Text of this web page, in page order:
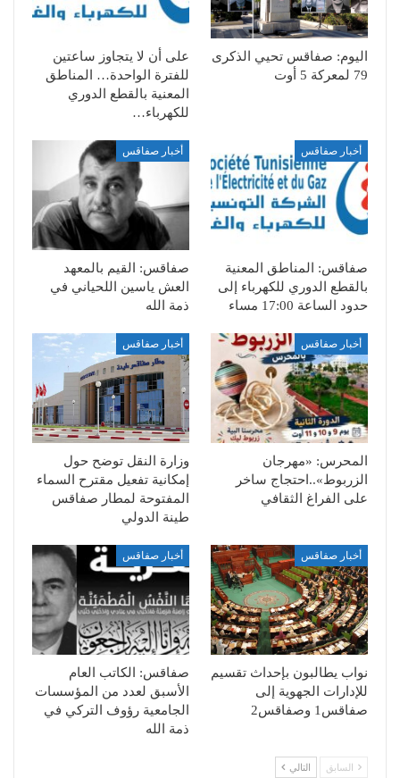
اليوم: صفاقس تحيي الذكرى
79 لمعركة 5 أوت
على أن لا يتجاوز ساعتين
للفترة الواحدة… المناطق
المعنية بالقطع الدوري
للكهرباء…
أخبار صفاقس
صفاقس: المناطق المعنية
بالقطع الدوري للكهرباء إلى
حدود الساعة 17:00 مساء
أخبار صفاقس
صفاقس: القيم بالمعهد
العش ياسين اللحياني في
ذمة الله
أخبار صفاقس
المحرس: «مهرجان
الزربوط»..احتجاج ساخر
على الفراغ الثقافي
أخبار صفاقس
وزارة النقل توضح حول
إمكانية تفعيل مقترح السماء
المفتوحة لمطار صفاقس
طينة الدولي
أخبار صفاقس
نواب يطالبون بإحداث تقسيم
للإدارات الجهوية إلى
صفاقس1 وصفاقس2
أخبار صفاقس
صفاقس: الكاتب العام
الأسبق لعدد من المؤسسات
الجامعية رؤوف التركي في
ذمة الله
السابق التالي